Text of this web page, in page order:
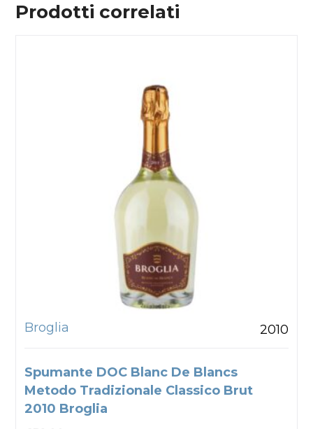
Prodotti correlati
Broglia 2010
Spumante DOC Blanc De Blancs
Metodo Tradizionale Classico Brut
2010 Broglia